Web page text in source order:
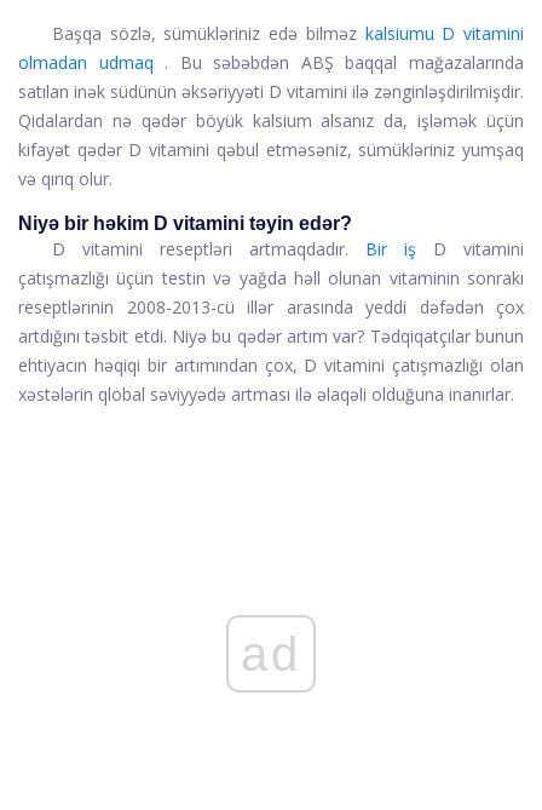
Başqa sözlə, sümükləriniz edə bilməz kalsiumu D vitamini
olmadan udmaq . Bu səbəbdən ABŞ baqqal mağazalarında
satılan inək südünün əksəriyyəti D vitamini ilə zənginləşdirilmişdir.
Qidalardan nə qədər böyük kalsium alsanız da, işləmək üçün
kifayət qədər D vitamini qəbul etməsəniz, sümükləriniz yumşaq
və qırıq olur.
Niyə bir həkim D vitamini təyin edər?
D vitamini reseptləri artmaqdadır. Bir iş
D vitamini
çatışmazlığı üçün testin və yağda həll olunan vitaminin sonrakı
reseptlərinin 2008-2013-cü illər arasında yeddi dəfədən çox
artdığını təsbit etdi. Niyə bu qədər artım var? Tədqiqatçılar bunun
ehtiyacın həqiqi bir artımından çox, D vitamini çatışmazlığı olan
xəstələrin qlobal səviyyədə artması ilə əlaqəli olduğuna inanırlar.
ad